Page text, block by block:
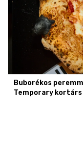
Buborékos
Temporary